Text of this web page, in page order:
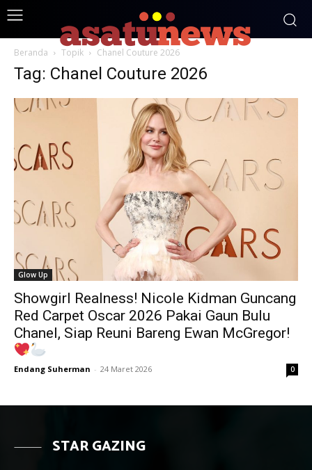
Beranda Topik Chanel Couture 2026
Tag: Chanel Couture 2026
Glow Up
Showgirl Realness! Nicole Kidman Guncang
Red Carpet Oscar 2026 Pakai Gaun Bulu
Chanel, Siap Reuni Bareng Ewan McGregor!
Endang Suherman - 24 Maret 2026 0
STAR GAZING